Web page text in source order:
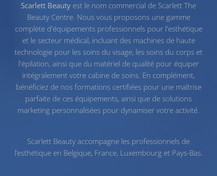
Scarlett Beauty est le nom commercial de Scarlett The
Beauty Centre. Nous vous proposons une gamme
complète d'équipements professionnels pour l'esthétique
et le secteur médical, incluant des machines de haute
technologie pour les soins du visage, les soins du corps et
l'épilation, ainsi que du matériel de qualitépour équiper
intégralement votre cabine de soins. En complément,
bénéficiez de nos formations certifiéespour une maîtrise
parfaite de ces équipements, ainsi que de solutions
marketing personnalisées pour dynamiser votre activité.
Scarlett Beauty accompagne les professionnels de
l’esthétique en Belgique, France, Luxembourg et Pays-Bas.